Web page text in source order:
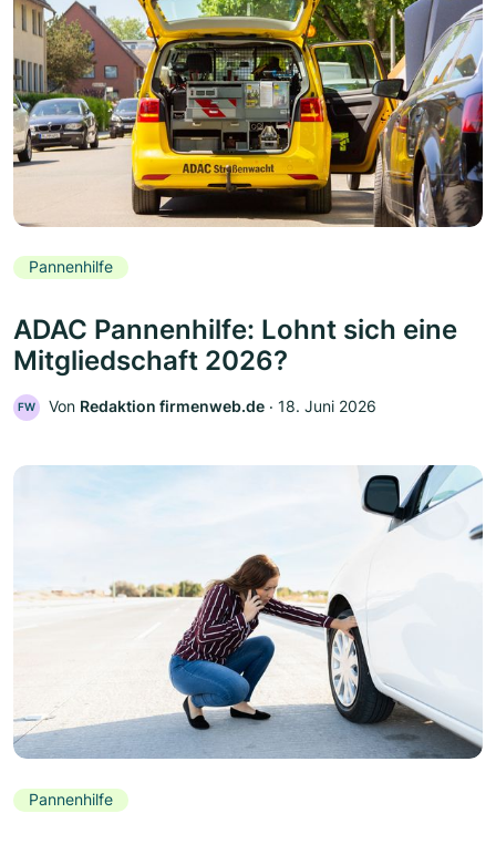
Pannenhilfe
ADAC Pannenhilfe: Lohnt sich eine
Mitgliedschaft 2026?
FW Von Redaktion firmenweb.de ‧ 18. Juni 2026
Pannenhilfe